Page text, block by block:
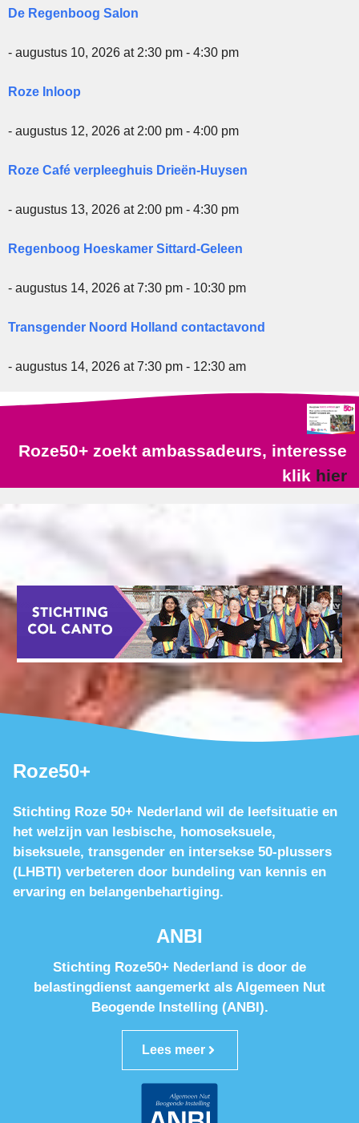
De Regenboog Salon
- augustus 10, 2026 at 2:30 pm - 4:30 pm
Roze Inloop
- augustus 12, 2026 at 2:00 pm - 4:00 pm
Roze Café verpleeghuis Drieën-Huysen
- augustus 13, 2026 at 2:00 pm - 4:30 pm
Regenboog Hoeskamer Sittard-Geleen
- augustus 14, 2026 at 7:30 pm - 10:30 pm
Transgender Noord Holland contactavond
- augustus 14, 2026 at 7:30 pm - 12:30 am
Roze50+ zoekt ambassadeurs, interesse
klik hier
Roze50+
Stichting Roze 50+ Nederland wil de leefsituatie en
het welzijn van lesbische, homoseksuele,
biseksuele, transgender en intersekse 50-plussers
(LHBTI) verbeteren door bundeling van kennis en
ervaring en belangenbehartiging.
ANBI
Stichting Roze50+ Nederland is door de
belastingdienst aangemerkt als Algemeen Nut
Beogende Instelling (ANBI).
Lees meer